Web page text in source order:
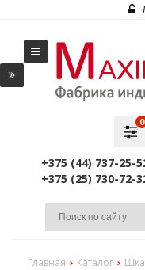
0
+375 (44) 737-25-
+375 (25) 730-72-
Главная Каталог